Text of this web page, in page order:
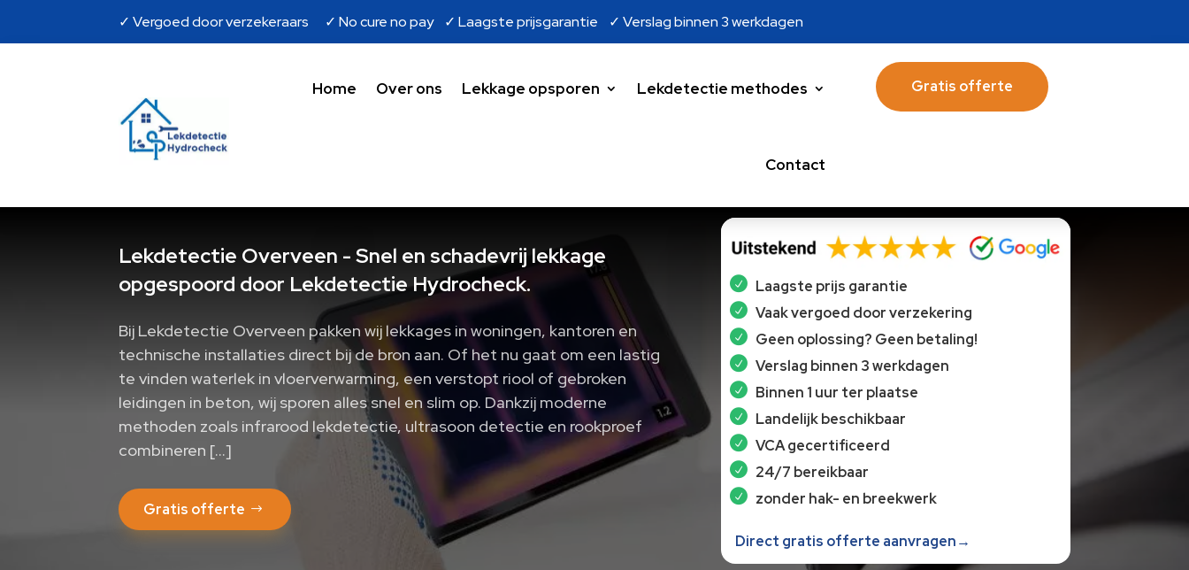
✓ Vergoed door verzekeraars ✓ No cure no pay ✓ Laagste prijsgarantie ✓ Verslag binnen 3 werkdagen
Home Over ons Lekkage opsporen Lekdetectie methodes
Contact
Gratis offerte
Lekdetectie Overveen - Snel en schadevrij lekkage
opgespoord door Lekdetectie Hydrocheck.
Bij Lekdetectie Overveen pakken wij lekkages in woningen, kantoren en
technische installaties direct bij de bron aan. Of het nu gaat om een lastig
te vinden waterlek in vloerverwarming, een verstopt riool of gebroken
leidingen in beton, wij sporen alles snel en slim op. Dankzij moderne
methoden zoals infrarood lekdetectie, ultrasoon detectie en rookproef
combineren […]
Gratis offerte
Laagste prijs garantie
Vaak vergoed door verzekering
Geen oplossing? Geen betaling!
Verslag binnen 3 werkdagen
Binnen 1 uur ter plaatse
Landelijk beschikbaar
VCA gecertificeerd
24/7 bereikbaar
zonder hak- en breekwerk
Direct gratis offerte aanvragen→